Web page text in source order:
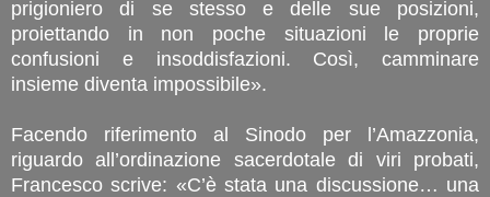
prigioniero di se stesso e delle sue posizioni,
proiettando in non poche situazioni le proprie
confusioni e insoddisfazioni. Così, camminare
insieme diventa impossibile».
Facendo riferimento al Sinodo per l’Amazzonia,
riguardo all’ordinazione sacerdotale di viri probati,
Francesco scrive: «C’è stata una discussione… una